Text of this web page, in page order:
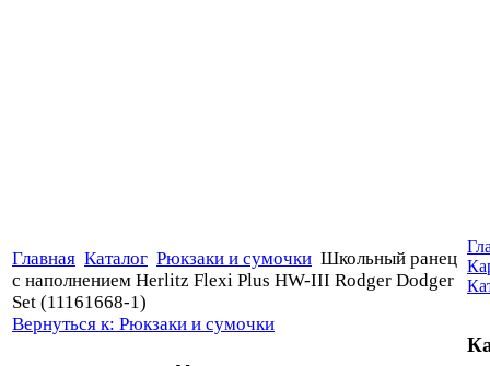
Главная Каталог Рюкзаки и сумочки Школьный ранец
с наполнением Herlitz Flexi Plus HW-III Rodger Dodger
Set (11161668-1)
Вернуться к: Рюкзаки и сумочки